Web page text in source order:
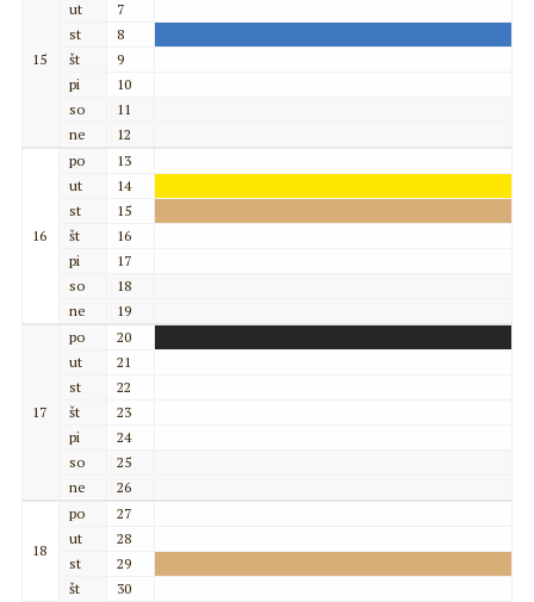
15
ut
7
st
8
št
9
pi
10
so
11
ne
12
16
po
13
ut
14
st
15
št
16
pi
17
so
18
ne
19
17
po
20
ut
21
st
22
št
23
pi
24
so
25
ne
26
18
po
27
ut
28
st
29
št
30